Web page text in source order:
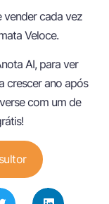
vender cada vez
Veloce.
AI, para ver
crescer ano após
com um de